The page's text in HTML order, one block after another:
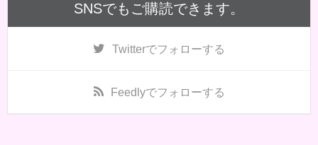
SNSでもご購読できます。
Twitterでフォローする
Feedlyでフォローする